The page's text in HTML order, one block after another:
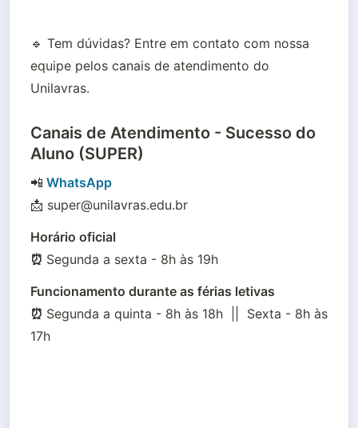
🔹 Tem dúvidas? Entre em contato com nossa
equipe pelos canais de atendimento do
Unilavras.
Canais de Atendimento - Sucesso do
Aluno (SUPER)
📲 WhatsApp
📩 super@unilavras.edu.br
Horário oficial
⏰ Segunda a sexta - 8h às 19h
Funcionamento durante as férias letivas
⏰ Segunda a quinta - 8h às 18h  ||  Sexta - 8h às
17h